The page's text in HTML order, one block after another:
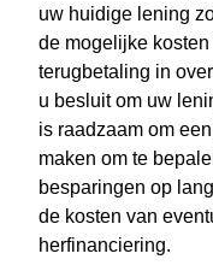
uw huidige lening
de mogelijke
terugbetaling in
u besluit om uw
is raadzaam om
maken om te
besparingen op
de kosten van
herfinanciering.